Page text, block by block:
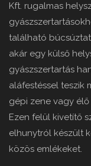
Kft. rugalmas
található
akár egy külső
gyászszertartás
aláfestéssel teszik
gépi zene vagy élő
Ezen felül kivetítő
elhunytról készült
közös emlékeket.